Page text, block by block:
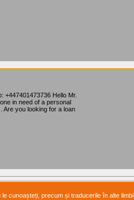
+447401473736 Hello Mr.
in need of a personal
Are you looking for a loan
cunoașteți, precum și traducerile în alte limbi